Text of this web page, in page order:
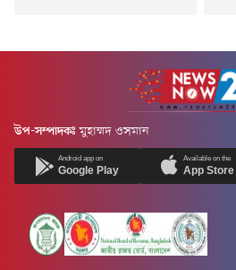
তিনি বলেন, যেই পুলিশ সদস্য
শহীদ আনাসকে গুলি করেছে,
তাকে নামমাত্র তিন বছরের সাজা
দেওয়া হয়। তৎকালীন আইজিপি
পুলিশ বাহিনীকে নেতৃত্ব দিয়েছিলেন
ছাত্র-জনতার ওপর গুলি বর্ষণ করার
জন্য, তাকে...
(৮
উপ-সম্পাদকঃ মুহাম্মদ ওসমান
Android app on
Google Play
Available on the
App Store